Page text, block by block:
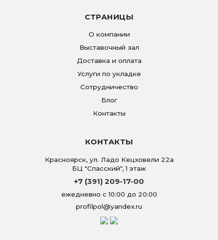
СТРАНИЦЫ
О компании
Выставочный зал
Доставка и оплата
Услуги по укладке
Сотрудничество
Блог
Контакты
КОНТАКТЫ
Красноярск, ул. Ладо Кецховели 22а
БЦ "Спасский", 1 этаж
+7 (391) 209-17-00
ежедневно с 10:00 до 20:00
profilpol@yandex.ru